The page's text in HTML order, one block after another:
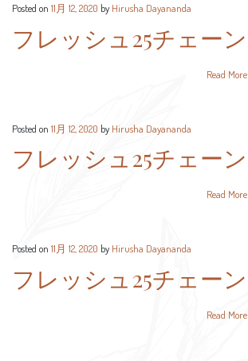
Posted on 11月 12, 2020 by Hirusha Dayananda
フレッシュ25チェーン
Read More
Posted on 11月 12, 2020 by Hirusha Dayananda
フレッシュ25チェーン
Read More
Posted on 11月 12, 2020 by Hirusha Dayananda
フレッシュ25チェーン
Read More